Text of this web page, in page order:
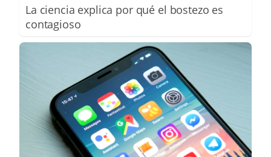
La ciencia explica por qué el bostezo es
contagioso